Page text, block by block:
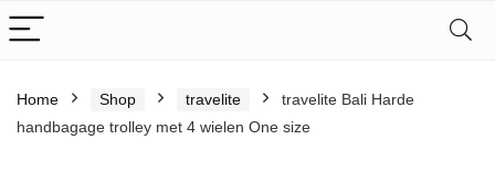
Home Shop travelite
travelite Bali Harde
handbagage trolley met 4 wielen One size